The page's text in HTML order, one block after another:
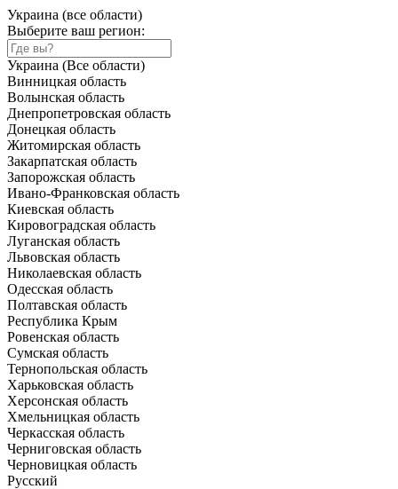
Украина (все области)
Выберите ваш регион:
Украина (Все области)
Винницкая область
Волынская область
Днепропетровская область
Донецкая область
Житомирская область
Закарпатская область
Запорожская область
Ивано-Франковская область
Киевская область
Кировоградская область
Луганская область
Львовская область
Николаевская область
Одесская область
Полтавская область
Республика Крым
Ровенская область
Сумская область
Тернопольская область
Харьковская область
Херсонская область
Хмельницкая область
Черкасская область
Черниговская область
Черновицкая область
Русский